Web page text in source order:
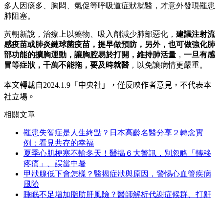
多人因痰多、胸悶、氣促等呼吸道症狀就醫，才意外發現罹患
肺阻塞。
黃朝新說，治療上以藥物、吸入劑減少肺部惡化， 建議注射流
感疫苗或肺炎鏈球菌疫苗，提早做預防，另外，也可做強化肺
部功能的擴胸運動，讓胸腔易於打開，維持肺活量 ， 一旦有感
冒等症狀，千萬不能拖，要及時就醫 ，以免讓病情更嚴重。
本文轉載自2024.1.9 「中央社」
，僅反映作者意見，不代表本
社立場。
相關文章
罹患失智症是人生終點？日本高齡名醫分享２轉念實
例：看見共存的幸福
夏季心肌梗塞不輸冬天！醫揭６大警訊，別忽略「轉移
疼痛」、誤當中暑
甲狀腺低下會怎樣？醫揭症狀與原因，警惕心血管疾病
風險
睡眠不足增加脂肪肝風險？醫師解析代謝症候群、打鼾